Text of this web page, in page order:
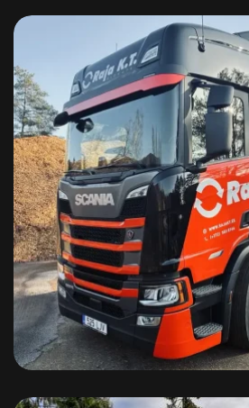
Hakke transport –
Scania ja Volvo